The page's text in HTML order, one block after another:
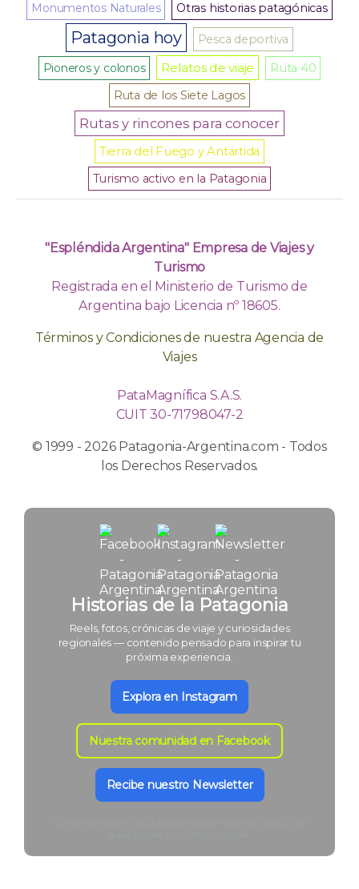
Monumentos Naturales Otras historias patagónicas
Patagonia hoy
Pesca deportiva
Pioneros y colonos
Relatos de viaje
Ruta 40
Ruta de los Siete Lagos
Rutas y rincones para conocer
Tierra del Fuego y Antártida
Turismo activo en la Patagonia
"Espléndida Argentina" Empresa de Viajes y
Turismo
Registrada en el Ministerio de Turismo de
Argentina bajo Licencia nº 18605.
Términos y Condiciones de nuestra Agencia de
Viajes
PataMagnífica S.A.S.
CUIT 30-71798047-2
© 1999 - 2026 Patagonia-Argentina.com - Todos
los Derechos Reservados.
Historias de la Patagonia
Reels, fotos, crónicas de viaje y curiosidades
regionales — contenido pensado para inspirar tu
próxima experiencia.
Explora en Instagram
Nuestra comunidad en Facebook
Recibe nuestro Newsletter